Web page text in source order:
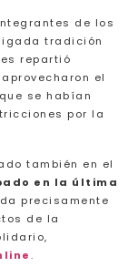
de los
tradición
repartió
el
se habían
por la
también en el
en la última
precisamente
de la
.